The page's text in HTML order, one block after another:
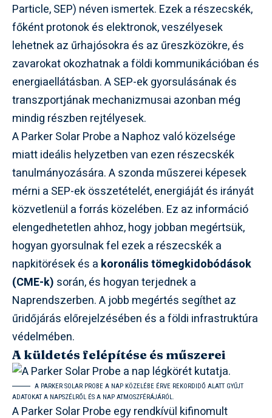
Particle, SEP) néven ismertek. Ezek a részecskék,
főként protonok és elektronok, veszélyesek
lehetnek az űrhajósokra és az űreszközökre, és
zavarokat okozhatnak a földi kommunikációban és
energiaellátásban. A SEP-ek gyorsulásának és
transzportjának mechanizmusai azonban még
mindig részben rejtélyesek.
A Parker Solar Probe a Naphoz való közelsége
miatt ideális helyzetben van ezen részecskék
tanulmányozására. A szonda műszerei képesek
mérni a SEP-ek összetételét, energiáját és irányát
közvetlenül a forrás közelében. Ez az információ
elengedhetetlen ahhoz, hogy jobban megértsük,
hogyan gyorsulnak fel ezek a részecskék a
napkitörések és a koronális tömegkidobódások
(CME-k) során, és hogyan terjednek a
Naprendszerben. A jobb megértés segíthet az
űridőjárás előrejelzésében és a földi infrastruktúra
védelmében.
A küldetés felépítése és műszerei
A PARKER SOLAR PROBE A NAP KÖZELÉBE ÉRVE REKORDIDŐ ALATT GYŰJT
ADATOKAT A NAPSZÉLRŐL ÉS A NAP ATMOSZFÉRÁJÁRÓL.
A Parker Solar Probe egy rendkívül kifinomult